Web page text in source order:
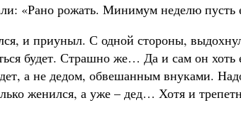
«Рано рожать. Минимум неделю пусть
и приуныл. С одной стороны,
будет. Страшно же… Да и сам он
а не дедом, обвешанным внуками.
женился, а уже – дед… Хотя и